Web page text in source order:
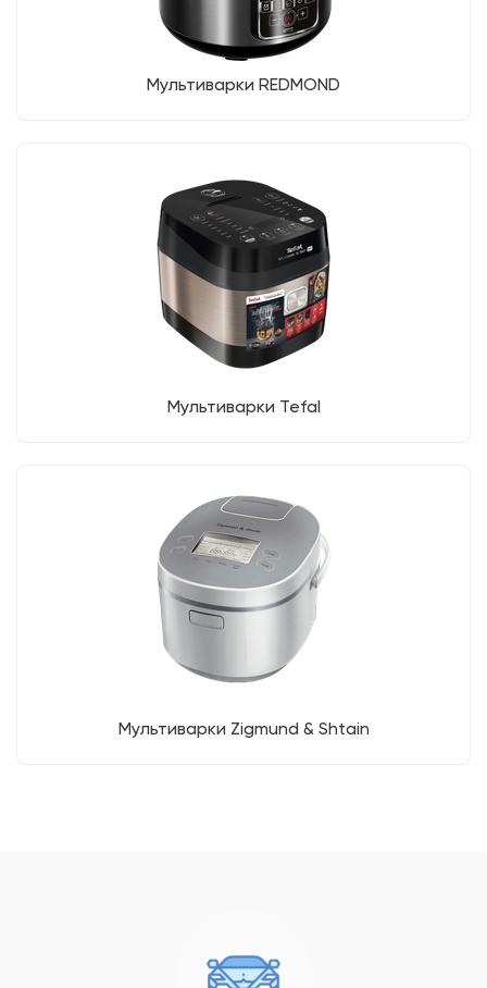
Мультиварки REDMOND
Мультиварки Tefal
Мультиварки Zigmund & Shtain